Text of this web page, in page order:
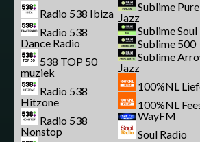
Radio 538 Ibiza
Radio 538
Dance Radio
538 TOP 50
muziek
Radio 538
Hitzone
Radio 538
Nonstop
Sublime Pure
Jazz
Sublime Soul
Sublime 500
Sublime
Jazz
100%NL
100%NL
WayFM
Soul Radio